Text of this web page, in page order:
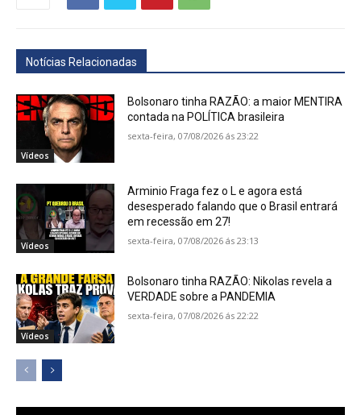
Notícias Relacionadas
Vídeos
Bolsonaro tinha RAZÃO: a maior MENTIRA
contada na POLÍTICA brasileira
sexta-feira, 07/08/2026 ás 23:22
Vídeos
Arminio Fraga fez o L e agora está
desesperado falando que o Brasil entrará
em recessão em 27!
sexta-feira, 07/08/2026 ás 23:13
Vídeos
Bolsonaro tinha RAZÃO: Nikolas revela a
VERDADE sobre a PANDEMIA
sexta-feira, 07/08/2026 ás 22:22